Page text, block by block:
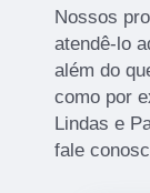
Nossos
atendê-lo
além do
como por
Lindas e
fale